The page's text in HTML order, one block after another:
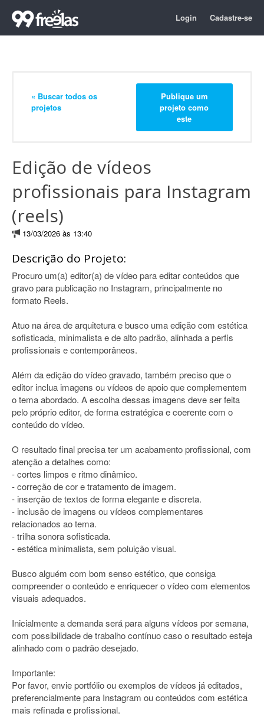
Login Cadastre-se
« Buscar todos os
projetos
Publique um
projeto como
este
Edição de vídeos
profissionais para Instagram
(reels)
13/03/2026 às 13:40
Descrição do Projeto:
Procuro um(a) editor(a) de vídeo para editar conteúdos que
gravo para publicação no Instagram, principalmente no
formato Reels.
Atuo na área de arquitetura e busco uma edição com estética
sofisticada, minimalista e de alto padrão, alinhada a perfis
profissionais e contemporâneos.
Além da edição do vídeo gravado, também preciso que o
editor inclua imagens ou vídeos de apoio que complementem
o tema abordado. A escolha dessas imagens deve ser feita
pelo próprio editor, de forma estratégica e coerente com o
conteúdo do vídeo.
O resultado final precisa ter um acabamento profissional, com
atenção a detalhes como:
- cortes limpos e ritmo dinâmico.
- correção de cor e tratamento de imagem.
- inserção de textos de forma elegante e discreta.
- inclusão de imagens ou vídeos complementares
relacionados ao tema.
- trilha sonora sofisticada.
- estética minimalista, sem poluição visual.
Busco alguém com bom senso estético, que consiga
compreender o conteúdo e enriquecer o vídeo com elementos
visuais adequados.
Inicialmente a demanda será para alguns vídeos por semana,
com possibilidade de trabalho contínuo caso o resultado esteja
alinhado com o padrão desejado.
Importante:
Por favor, envie portfólio ou exemplos de vídeos já editados,
preferencialmente para Instagram ou conteúdos com estética
mais refinada e profissional.